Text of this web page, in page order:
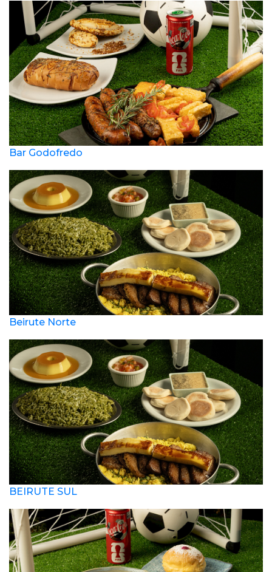
Bar Godofredo
Beirute Norte
BEIRUTE SUL